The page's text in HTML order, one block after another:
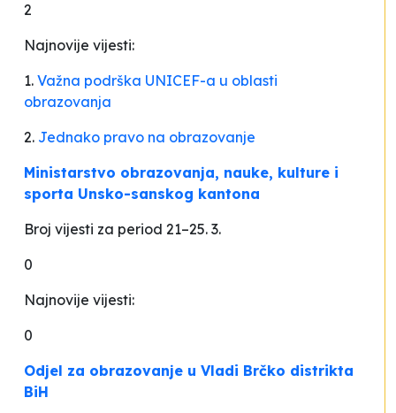
2
Najnovije vijesti:
1. Važna podrška UNICEF-a u oblasti
obrazovanja
2. Jednako pravo na obrazovanje
Ministarstvo obrazovanja, nauke, kulture i
sporta Unsko-sanskog kantona
Broj vijesti za period 21–25. 3.
0
Najnovije vijesti:
0
Odjel za obrazovanje u Vladi Brčko distrikta
BiH